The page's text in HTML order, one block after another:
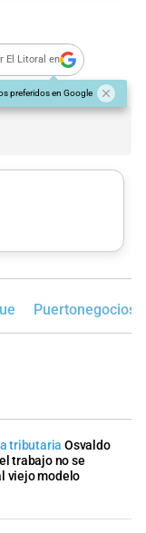
El Litoral en
preferidos en Google
Puertonegocios
tributaria Osvaldo
trabajo no se
viejo modelo